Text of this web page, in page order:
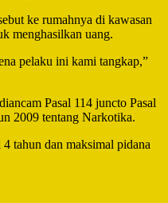
ke rumahnya di kawasan
menghasilkan uang.
pelaku ini kami tangkap,”
Pasal 114 juncto Pasal
2009 tentang Narkotika.
tahun dan maksimal pidana